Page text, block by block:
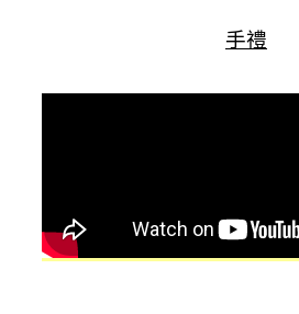
手禮